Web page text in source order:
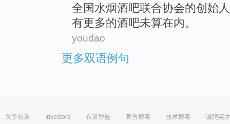
全国水烟酒吧联合协会的创始
有更多的酒吧未算在内。
youdao
更多双语例句
关于有道 Investors 有道智选 官方博客 技术博客 诚聘英才